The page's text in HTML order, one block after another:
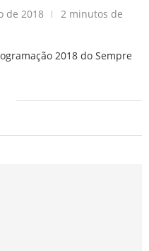
de 2018
2 minutos de
2018 do Sempre